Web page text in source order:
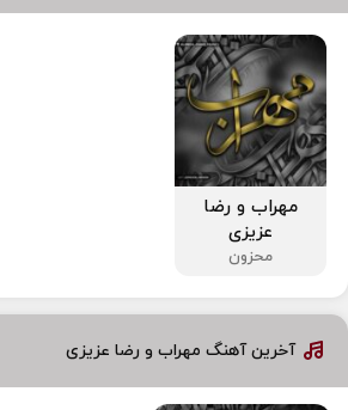
مهراب و رضا
عزیزی
محزون
آخرین آهنگ مهراب و رضا عزیزی